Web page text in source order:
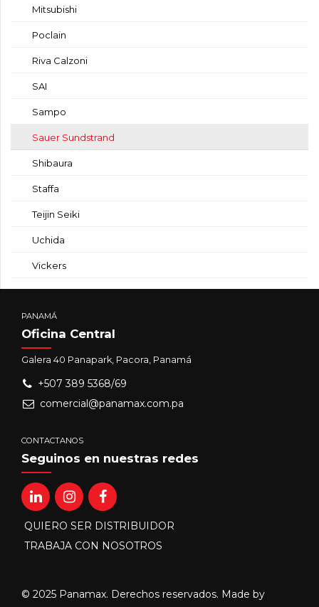
Mitsubishi
Poclain
Riva Calzoni
SAI
Sampo
Sauer Sundstrand
Shibaura
Staffa
Teijin Seiki
Uchida
Vickers
PANAMÁ
Oficina Central
Galera 40 Panapark, Pacora, Panamá
+507 389 5368/69
comercial@panamax.com.pa
CONTACTANOS
Seguinos en nuestras redes
QUIERO SER DISTRIBUIDOR
TRABAJA CON NOSOTROS
© 2025 Panamax. Derechos reservados. Made by